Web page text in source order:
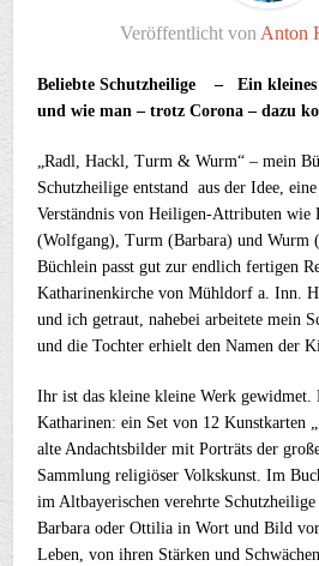
Veröffentlicht von Anton
Beliebte Schutzheilige – Ein kleines
und wie man – trotz Corona – dazu
„Radl, Hackl, Turm & Wurm“ – mein
Schutzheilige entstand aus der Idee,
Verständnis von Heiligen-Attributen wie
(Wolfgang), Turm (Barbara) und Wurm
Büchlein passt gut zur endlich fertigen
Katharinenkirche von Mühldorf a. Inn.
und ich getraut, nahebei arbeitete mein
und die Tochter erhielt den Namen der
Ihr ist das kleine kleine Werk gewidmet.
Katharinen: ein Set von 12 Kunstkarten
alte Andachtsbilder mit Porträts der
Sammlung religiöser Volkskunst. Im
im Altbayerischen verehrte
Barbara oder Ottilia in Wort und Bild
Leben, von ihren Stärken und